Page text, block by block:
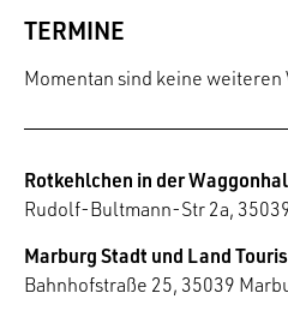
TERMINE
Momentan sind keine
Rotkehlchen in der
Rudolf-Bultmann-Str 2a,
Marburg Stadt und Land
Bahnhofstraße 25, 35039